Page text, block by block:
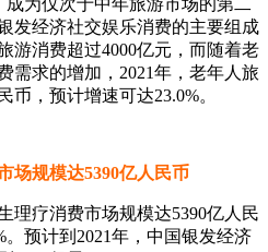
为仅次于中年旅游市场的第二
发经济社交娱乐消费的主要组成
游消费超过4000亿元，而随着老
需求的增加，2021年，老年人旅
币，预计增速可达23.0%。
规模达5390亿人民币
疗消费市场规模达5390亿人民
。预计到2021年，中国银发经济